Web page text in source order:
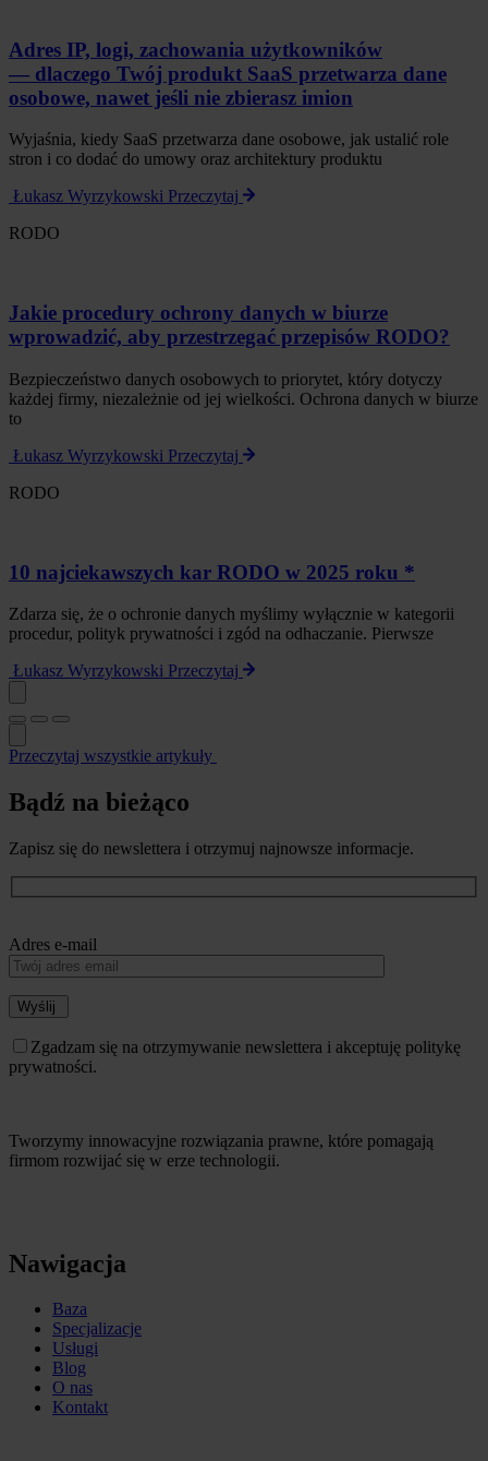
Adres IP, logi, zachowania użytkowników
— dlaczego Twój produkt SaaS przetwarza dane
osobowe, nawet jeśli nie zbierasz imion
Wyjaśnia, kiedy SaaS przetwarza dane osobowe, jak ustalić role
stron i co dodać do umowy oraz architektury produktu
Łukasz Wyrzykowski Przeczytaj
RODO
Jakie procedury ochrony danych w biurze
wprowadzić, aby przestrzegać przepisów RODO?
Bezpieczeństwo danych osobowych to priorytet, który dotyczy
każdej firmy, niezależnie od jej wielkości. Ochrona danych w biurze
to
Łukasz Wyrzykowski Przeczytaj
RODO
10 najciekawszych kar RODO w 2025 roku *
Zdarza się, że o ochronie danych myślimy wyłącznie w kategorii
procedur, polityk prywatności i zgód na odhaczanie. Pierwsze
Łukasz Wyrzykowski Przeczytaj
Przeczytaj wszystkie artykuły
Bądź na bieżąco
Zapisz się do newslettera i otrzymuj najnowsze informacje.
Adres e-mail
Wyślij
Zgadzam się na otrzymywanie newslettera i akceptuję politykę
prywatności.
Tworzymy innowacyjne rozwiązania prawne, które pomagają
firmom rozwijać się w erze technologii.
Nawigacja
Baza
Specjalizacje
Usługi
Blog
O nas
Kontakt